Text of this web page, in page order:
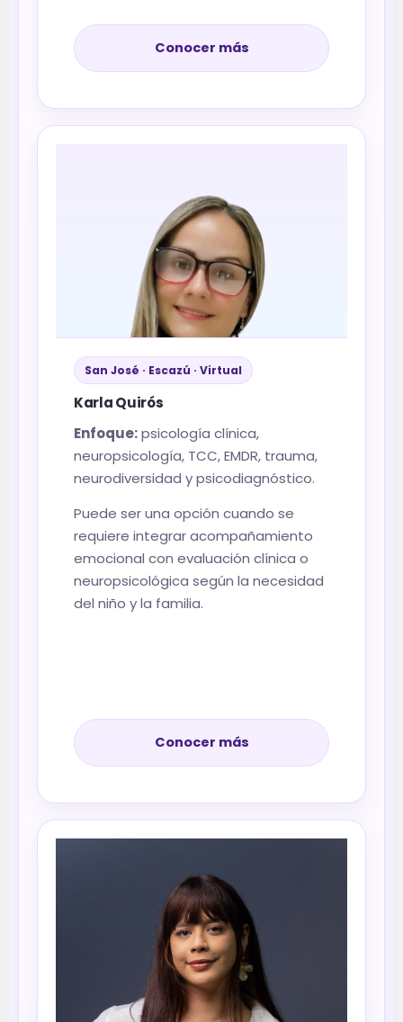
Conocer más
San José · Escazú · Virtual
Karla Quirós
Enfoque:psicología clínica,
neuropsicología, TCC, EMDR, trauma,
neurodiversidad y psicodiagnóstico.
Puede ser una opción cuando se
requiere integrar acompañamiento
emocional con evaluación clínica o
neuropsicológica según la necesidad
del niño y la familia.
Conocer más